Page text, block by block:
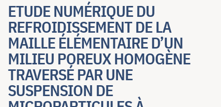
ETUDE NUMÉRIQUE DU
REFROIDISSEMENT DE LA
MAILLE ÉLÉMENTAIRE D’UN
MILIEU POREUX HOMOGÈNE
TRAVERSÉ PAR UNE
SUSPENSION DE